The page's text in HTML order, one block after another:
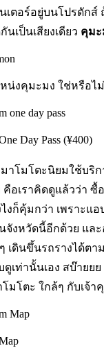
เตอร์อยู่บนโปรดักส์
เป็นเสียงเดียว คุมะ
น่งคุมะมง ใช่หรือไ
Day Pass (‎¥400)
าโมโตะนิยมใช้บริก
คือเราคิดดูแล้วว่า ซื้อ
ไงก็คุ้มกว่า เพราะแ
งหวัดนี้อีกด้วย และ
ดินขึ้นรถรางได้ตา
เท่านั้นเอง สบ๊ายย
โมโตะ ใกล้ๆ กับเจ้า